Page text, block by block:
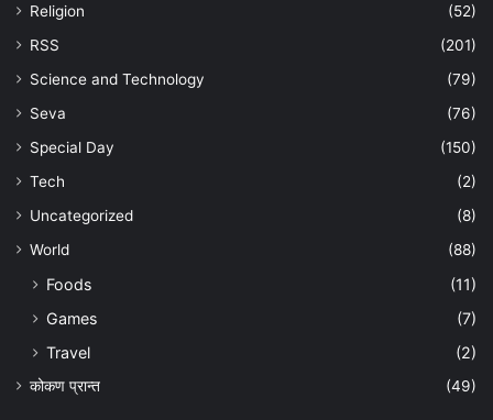
Religion
(52)
RSS
(201)
Science and Technology
(79)
Seva
(76)
Special Day
(150)
Tech
(2)
Uncategorized
(8)
World
(88)
Foods
(11)
Games
(7)
Travel
(2)
कोकण प्रान्त (49)